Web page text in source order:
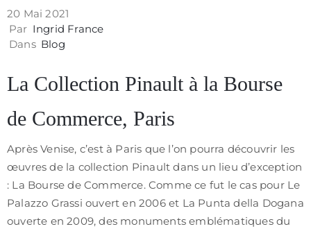
Politique
confidentialité
CGV
20 Mai 2021
Par Ingrid France
Dans Blog
La Collection Pinault à la Bourse
de Commerce, Paris
Après Venise, c’est à Paris que l’on pourra découvrir les
œuvres de la collection Pinault dans un lieu d’exception
: La Bourse de Commerce. Comme ce fut le cas pour Le
Palazzo Grassi ouvert en 2006 et La Punta della Dogana
ouverte en 2009, des monuments emblématiques du